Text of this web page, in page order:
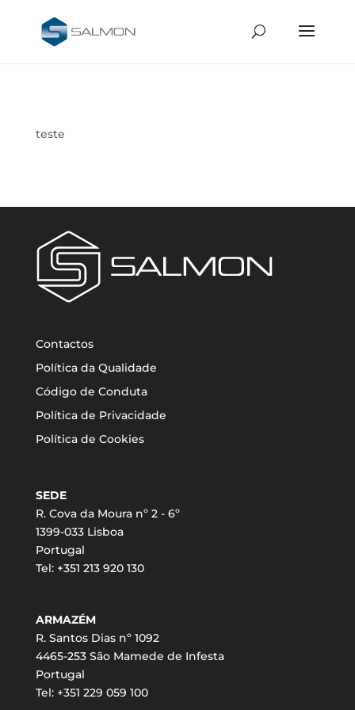
teste
Contactos
Política da Qualidade
Código de Conduta
Política de Privacidade
Política de Cookies
SEDE
R. Cova da Moura nº 2 - 6º
1399-033 Lisboa
Portugal
Tel: +351 213 920 130
ARMAZÉM
R. Santos Dias nº 1092
4465-253 São Mamede de Infesta
Portugal
Tel: +351 229 059 100